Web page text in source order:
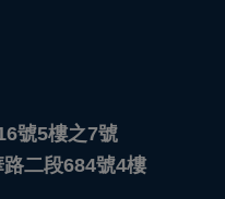
號5樓之7號
二段684號4樓